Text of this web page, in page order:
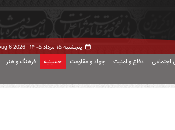
پنجشنبه ۱۵ مرداد ۱۴۰۵ - 6 2026
اجتماعی دفاع و امنیت جهاد و مقاومت حسینیه فرهنگ و هنر